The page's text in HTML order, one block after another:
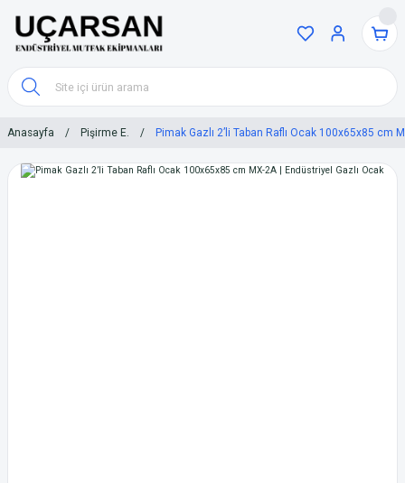
Anasayfa Pişirme E. Pimak Gazlı 2’li Taban Raflı Ocak 100x65x85 cm